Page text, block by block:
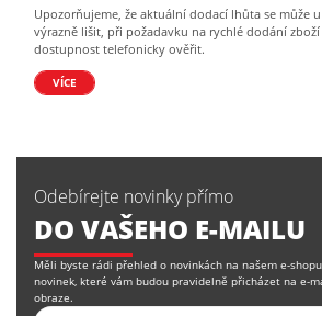
Upozorňujeme, že aktuální dodací lhůta se může
výrazně lišit, při požadavku na rychlé dodání
dostupnost telefonicky ověřit.
VÍCE
Odebírejte novinky přímo
DO VAŠEHO E-MAILU
Měli byste rádi přehled o novinkách na našem e-
novinek, které vám budou pravidelně přicházet na e-
obraze.